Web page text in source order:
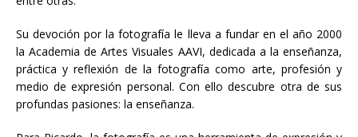
Su devoción por la fotografía le lleva a fundar en el año 2000
la Academia de Artes Visuales AAVI, dedicada a la enseñanza,
práctica y reflexión de la fotografía como arte, profesión y
medio de expresión personal. Con ello descubre otra de sus
profundas pasiones: la enseñanza.